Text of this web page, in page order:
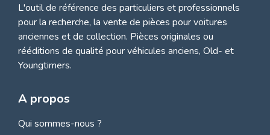
L'outil de référence des particuliers et professionnels
pour la recherche, la vente de pièces pour voitures
anciennes et de collection. Pièces originales ou
rééditions de qualité pour véhicules anciens, Old- et
Youngtimers.
A propos
Qui sommes-nous ?